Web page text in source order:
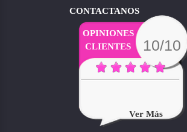
CONTACTANOS
OPINIONES
CLIENTES
10/10
Ver Más